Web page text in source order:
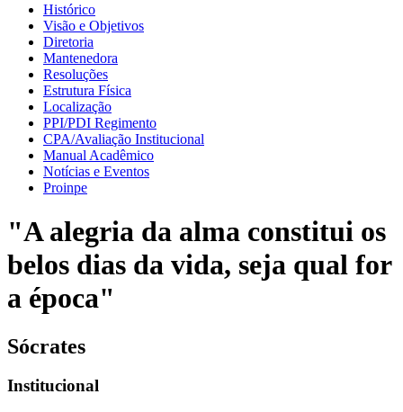
Histórico
Visão e Objetivos
Diretoria
Mantenedora
Resoluções
Estrutura Física
Localização
PPI/PDI Regimento
CPA/Avaliação Institucional
Manual Acadêmico
Notícias e Eventos
Proinpe
"A alegria da alma constitui os
belos dias da vida, seja qual for
a época"
Sócrates
Institucional